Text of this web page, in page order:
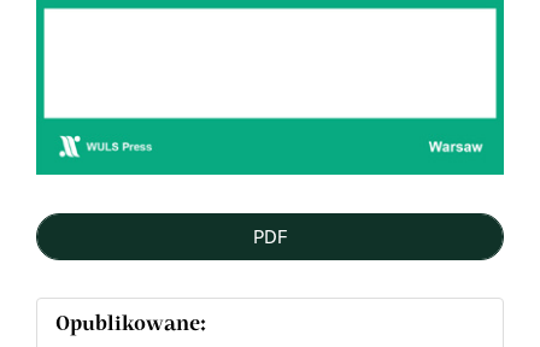
PDF
Opublikowane: